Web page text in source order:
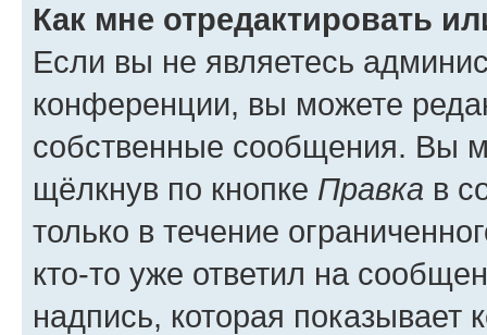
Как мне отредактировать
Если вы не являетесь
конференции, вы можете
собственные сообщения. Вы
щёлкнув по кнопке Правка в
только в течение
кто-то уже ответил на
надпись, которая показывает